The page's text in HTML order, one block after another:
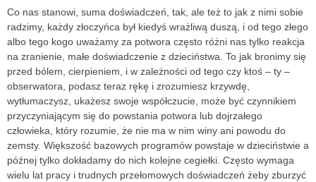
Co nas stanowi, suma doświadczeń, tak, ale też to jak z nimi sobie
radzimy, każdy złoczyńca był kiedyś wrażliwą duszą, i od tego złego
albo tego kogo uważamy za potwora często różni nas tylko reakcja
na zranienie, małe doświadczenie z dzieciństwa. To jak bronimy się
przed bólem, cierpieniem, i w zależności od tego czy ktoś – ty –
obserwatora, podasz teraz rękę i zrozumiesz krzywdę,
wytłumaczysz, ukażesz swoje współczucie, może być czynnikiem
przyczyniającym się do powstania potwora lub dojrzałego
człowieka, który rozumie, że nie ma w nim winy ani powodu do
zemsty. Większość bazowych programów powstaje w dzieciństwie a
późnej tylko dokładamy do nich kolejne cegiełki. Często wymaga
wielu lat pracy i trudnych przełomowych doświadczeń żeby zburzyć